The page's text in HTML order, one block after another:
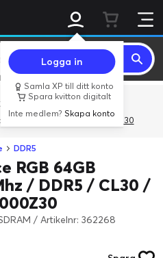
Logga in
Samla XP till ditt konto
Spara kvitton digitalt
Inte medlem?Skapa konto
över 800 kr.
med rabattkoden 3Gives30
DDR5
RGB 64GB
/ DDR5 / CL30 /
/ Artikelnr: 362268